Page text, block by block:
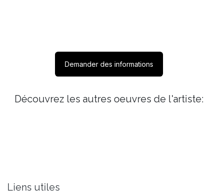
Demander des informations
Découvrez les autres oeuvres de l'artiste:
Liens utiles